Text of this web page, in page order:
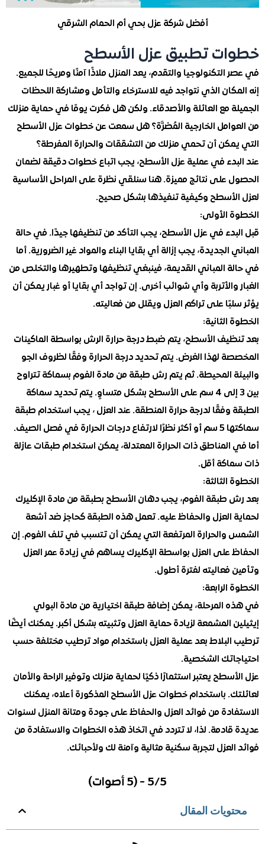
أفضل شركة عزل بحي أم الحمام الشرقي
تطبيق عزل الأسطح
والتقدم، يعد المنزل ملاذًا آمنًا ومريحًا للجميع.
الذي نتواجد فيه للاسترخاء والتأمل ومشاركة اللحظات
مع العائلة والأصدقاء. ولكن هل فكرت يومًا في حماية منزلك
الخارجية المُضرَّة؟ هل سمعت عن خطوات عزل الأسطح
أن تحمي منزلك من التشققات والحرارة المفرطة؟
في عملية عزل الأسطح، يجب اتباع خطوات دقيقة لضمان
على نتائج مميزة. هنا سنلقي نظرة على المراحل الأساسية
وكيفية تنفيذها بشكل صحيح.
الأولى:
في عزل الأسطح، يجب التأكد من تنظيفها جيدًا. في حالة
الجديدة، يجب إزالة أي بقايا البناء والمواد غير الضرورية. أما
المباني القديمة، فينبغي تنظيفها وتطهيرها والتخلص من
والأتربة وأي شوائب أخرى. إن تواجد أي بقايا أو غبار يمكن أن
على تراكم العزل ويقلل من فعاليته.
الثانية:
الأسطح، يتم ضبط درجة حرارة الرش بواسطة الماكينات
لهذا الغرض. يتم تحديد درجة الحرارة وفقًا لظروف الجو
المحيطة. ثم يتم رش طبقة من مادة الفوم بسماكة تتراوح
بين 3 إلى 4 سم على الأسطح بشكل متساوٍ. يتم تحديد سماكة
وفقًا لدرجة حرارة المنطقة. عند العزل ، يجب استخدام طبقة
سماكتها 5 سم أو أكثر نظرًا لارتفاع درجات الحرارة في فصل الصيف.
ذات الحرارة المعتدلة، يمكن استخدام طبقات عازلة
أقل.
الثالثة:
طبقة الفوم، يجب دهان الأسطح بطبقة من مادة الإكليرك
العزل والحفاظ عليه. تعمل هذه الطبقة كحاجز ضد أشعة
المرتفعة التي يمكن أن تتسبب في تلف الفوم. إن
على العزل بواسطة الإكليرك يساهم في زيادة عمر العزل
فعاليته لفترة أطول.
الرابعة:
المرحلة، يمكن إضافة طبقة اختيارية من مادة البولي
المشمعة لزيادة حماية العزل وتثبيته بشكل أكبر. يمكنك أيضًا
بعد عملية العزل باستخدام مواد ترطيب مختلفة حسب
الشخصية.
يعتبر استثمارًا ذكيًا لحماية منزلك وتوفير الراحة والأمان
باستخدام خطوات عزل الأسطح المذكورة أعلاه، يمكنك
من فوائد العزل والحفاظ على جودة ومتانة المنزل لسنوات
لذا، لا تتردد في اتخاذ هذه الخطوات والاستفادة من
لتجربة سكنية مثالية وآمنة لك ولأحبائك.
المقال